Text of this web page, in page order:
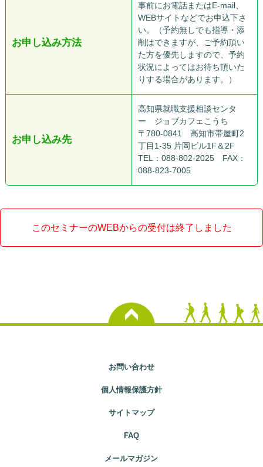
お申し込み方法
事前にお電話またはE-mail、
WEBサイトなどでお申込下さ
い。（予約無しでも指導・添
削はできますが、ご予約頂い
た方を優先しますので、予約
状況によってはお待ち頂いた
りする場合があります。）
お申し込み先
高知県就職支援相談センタ
ー ジョブカフェこうち
〒780-0841 高知市帯屋町2
丁目1-35 片岡ビル1F＆2F
TEL：088-802-2025 FAX：
088-823-7005
このセミナーのWEBからの受付は終了しました
お問い合わせ
個人情報保護方針
サイトマップ
FAQ
メールマガジン